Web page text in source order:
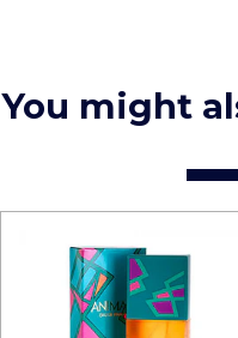
You might